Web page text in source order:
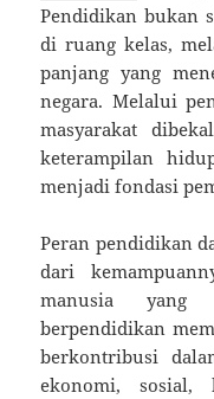
Pendidikan bukan
di ruang kelas,
panjang yang
negara. Melalui
masyarakat
keterampilan
menjadi fondasi
Peran pendidikan
dari
manusia yang
berpendidikan
berkontribusi
ekonomi, sosial,